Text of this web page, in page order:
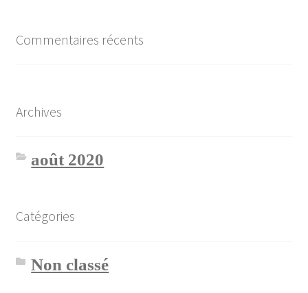
Commentaires récents
Archives
août 2020
Catégories
Non classé